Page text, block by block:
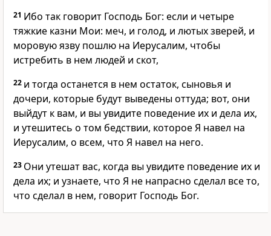
21 Ибо так говорит Господь Бог: если и четыре
тяжкие казни Мои: меч, и голод, и лютых зверей, и
моровую язву пошлю на Иерусалим, чтобы
истребить в нем людей и скот,
22 и тогда останется в нем остаток, сыновья и
дочери, которые будут выведены оттуда; вот, они
выйдут к вам, и вы увидите поведение их и дела их,
и утешитесь о том бедствии, которое Я навел на
Иерусалим, о всем, что Я навел на него.
23 Они утешат вас, когда вы увидите поведение их и
дела их; и узнаете, что Я не напрасно сделал все то,
что сделал в нем, говорит Господь Бог.